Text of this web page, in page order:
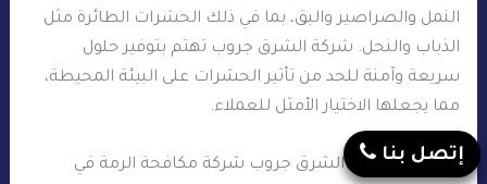
النمل والصراصير والبق، بما في ذلك الحشرات الطائرة مثل
الذباب والنحل. شركة الشرق جروب تهتم بتوفير حلول
سريعة وآمنة للحد من تأثير الحشرات على البيئة المحيطة،
مما يجعلها الاختيار الأمثل للعملاء.
كما تقدم شركة الشرق جروب شركة مكافحة الرمة في
إتصل بنا